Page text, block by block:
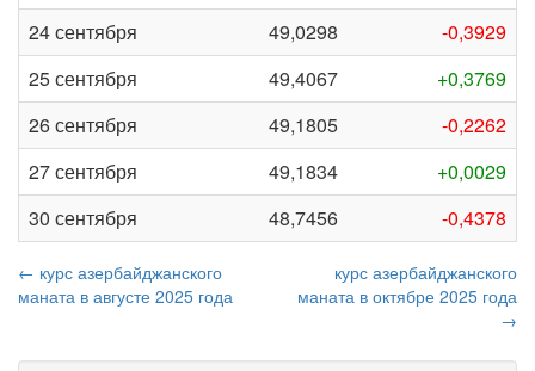
24 сентября
49,0298
-0,3929
25 сентября
49,4067
+0,3769
26 сентября
49,1805
-0,2262
27 сентября
49,1834
+0,0029
30 сентября
48,7456 -0,4378
← курс азербайджанского
маната в августе 2025 года
курс азербайджанского
маната в октябре 2025 года
→